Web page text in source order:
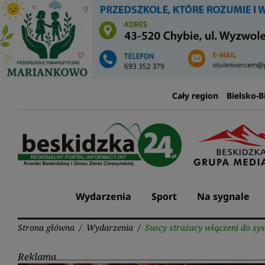
Przejdź
do
treści
Cały region Bielsko-
Wydarzenia Sport Na sygnale
Strona główna / Wydarzenia / Suscy strażacy włączeni do
Reklama